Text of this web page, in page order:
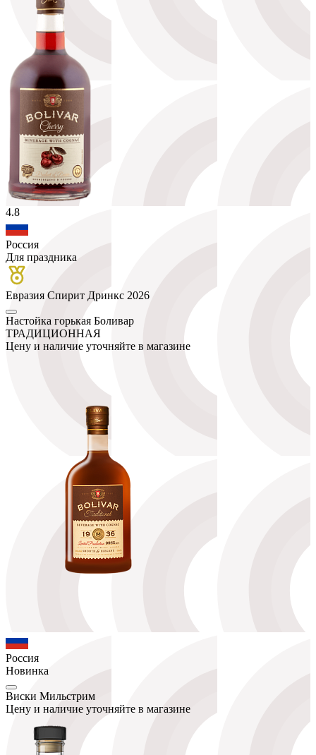
4.8
Россия
Для праздника
Евразия Спирит Дринкс 2026
Настойка горькая Боливар
ТРАДИЦИОННАЯ
Цену и наличие уточняйте в магазине
Россия
Новинка
Виски Мильстрим
Цену и наличие уточняйте в магазине